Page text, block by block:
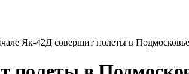
Як-42Д совершит полеты в